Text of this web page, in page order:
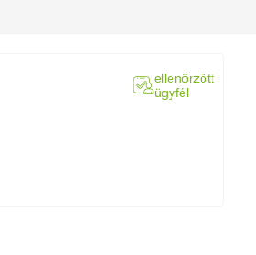
ellenőrzött
ügyfél